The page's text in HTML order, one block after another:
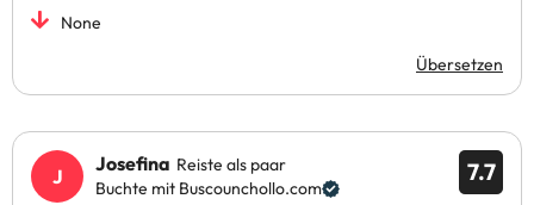
None
Übersetzen
7.7
Josefina Reiste als paar
Buchte mit Buscounchollo.com